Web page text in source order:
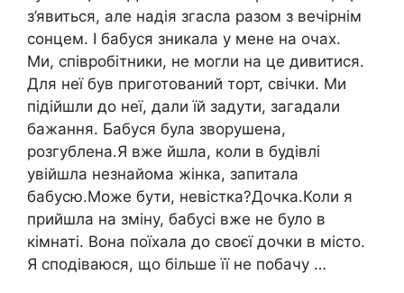
з’явиться, але надія згасла разом з вечірнім
сонцем. І бабуся зникала у мене на очах.
Ми, співробітники, не могли на це дивитися.
Для неї був приготований торт, свічки. Ми
підійшли до неї, дали їй задути, загадали
бажання. Бабуся була зворушена,
розгублена.Я вже йшла, коли в будівлі
увійшла незнайома жінка, запитала
бабусю.Може бути, невістка?Дочка.Коли я
прийшла на зміну, бабусі вже не було в
кімнаті. Вона поїхала до своєї дочки в місто.
Я сподіваюся, що більше її не побачу …